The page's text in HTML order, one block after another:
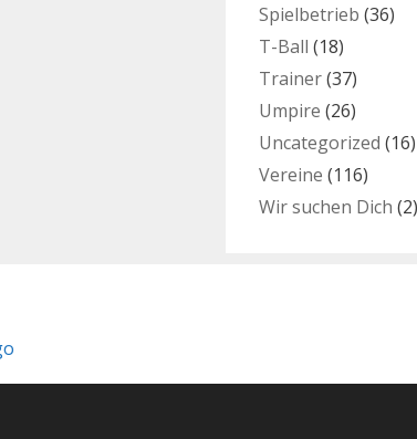
Spielbetrieb (36)
T-Ball (18)
Trainer(37)
Umpire (26)
Uncategorized (16)
Vereine (116)
Wir suchen Dich (2)